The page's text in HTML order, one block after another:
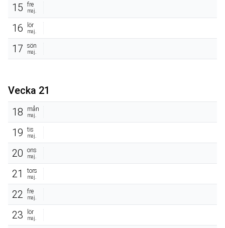
15 fre
maj.
16 lör
maj.
17 sön
maj.
Vecka 21
18
mån
maj.
19 tis
maj.
20 ons
maj.
21 tors
maj.
22 fre
maj.
23 lör
maj.